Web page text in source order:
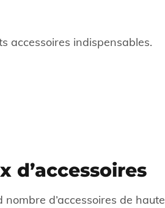
accessoires indispensables.
d’accessoires
d’accessoires de haute